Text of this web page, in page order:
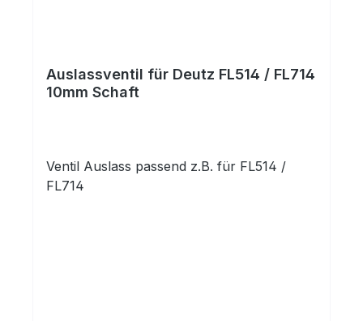
Auslassventil für Deutz FL514 / FL714
10mm Schaft
Ventil Auslass passend z.B. für FL514 /
FL714